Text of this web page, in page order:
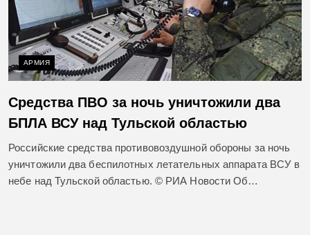
АРМИЯ
Средства ПВО за ночь уничтожили два
БПЛА ВСУ над Тульской областью
Российские средства противовоздушной обороны за ночь
уничтожили два беспилотных летательных аппарата ВСУ в
небе над Тульской областью. © РИА Новости Об…